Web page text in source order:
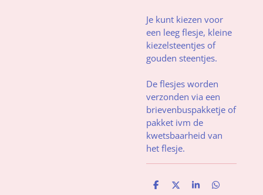
Je kunt kiezen voor
een leeg flesje, kleine
kiezelsteentjes of
gouden steentjes.
De flesjes worden
verzonden via een
brievenbuspakketje of
pakket ivm de
kwetsbaarheid van
het flesje.
D
D
S
D